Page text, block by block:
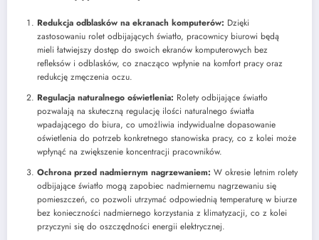
Redukcja odblasków na ekranach komputerów: Dzięki
zastosowaniu rolet odbijających światło, pracownicy biurowi będą
mieli łatwiejszy dostęp do swoich ekranów komputerowych bez
refleksów i odblasków, co znacząco wpłynie na komfort pracy oraz
redukcję zmęczenia oczu.
Regulacja naturalnego oświetlenia: Rolety odbijające światło
pozwalają na skuteczną regulację ilości naturalnego światła
wpadającego do biura, co umożliwia indywidualne dopasowanie
oświetlenia do potrzeb konkretnego stanowiska pracy, co z kolei może
wpłynąć na zwiększenie koncentracji pracowników.
Ochrona przed nadmiernym nagrzewaniem: W okresie letnim rolety
odbijające światło mogą zapobiec nadmiernemu nagrzewaniu się
pomieszczeń, co pozwoli utrzymać odpowiednią temperaturę w biurze
bez konieczności nadmiernego korzystania z klimatyzacji, co z kolei
przyczyni się do oszczędności energii elektrycznej.